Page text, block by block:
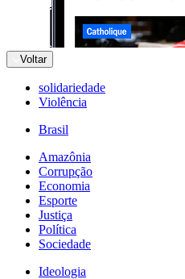
Voltar
solidariedade
Violência
Brasil
Amazônia
Corrupção
Economia
Esporte
Justiça
Política
Sociedade
Ideologia